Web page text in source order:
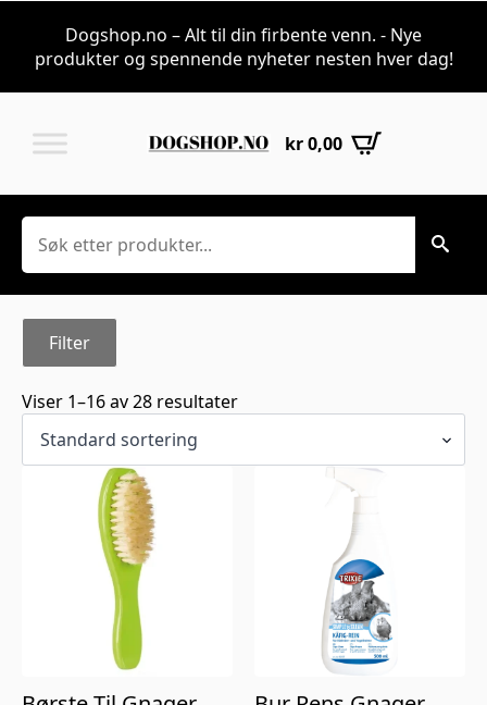
Gnager — alt til
Dogshop.no – Alt til din firbente venn. - Nye
produkter og spennende nyheter nesten hver dag!
kr0,00
Søk
Filter
Viser 1–16 av 28 resultater